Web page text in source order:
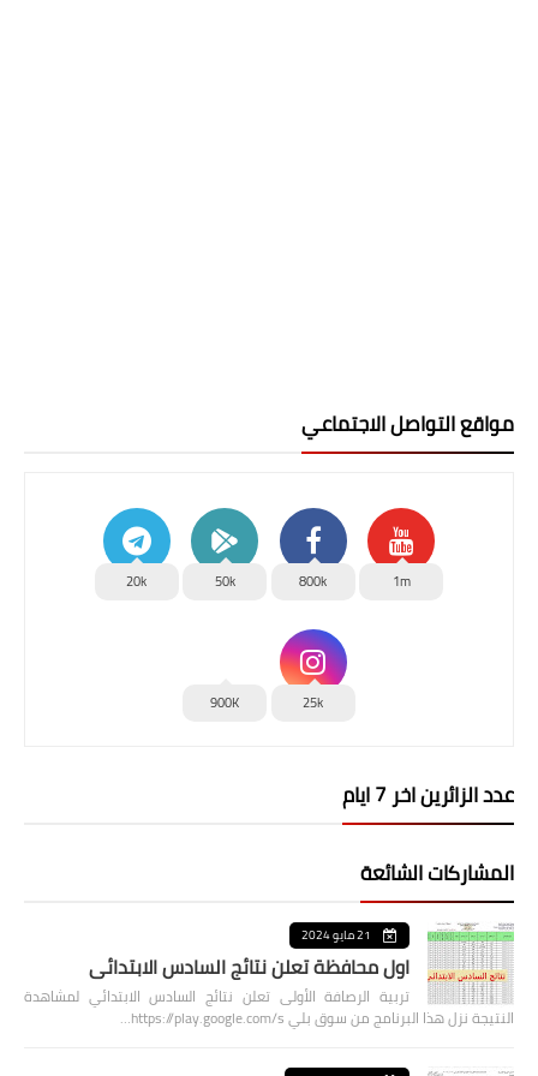
مواقع التواصل الاجتماعي
1m
800k
50k
20k
25k
900K
عدد الزائرين اخر 7 ايام
المشاركات الشائعة
21 مايو 2024
اول محافظة تعلن نتائج السادس الابتدائي
تربية الرصافة الأولى تعلن نتائج السادس الابتدائي لمشاهدة
النتيجة نزل هذا البرنامج من سوق بلي https://play.google.com/s…